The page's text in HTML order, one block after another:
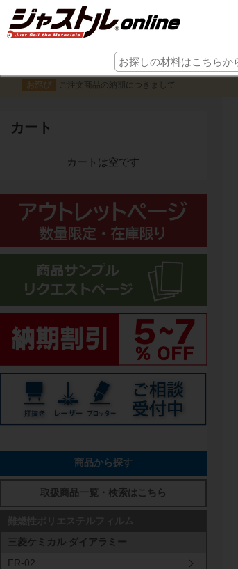
お詫び ご注文商品の納期につきまして
カート
カートは空です
商品から探す
取扱商品一覧・検索はこちら
三菱ケミカル ダイアラミー
FR-02